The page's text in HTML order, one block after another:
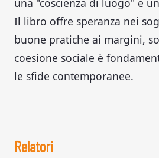
una "coscienza di luogo" e
Il libro offre speranza nei
buone pratiche ai margini,
coesione sociale è
le sfide contemporanee.
Relatori